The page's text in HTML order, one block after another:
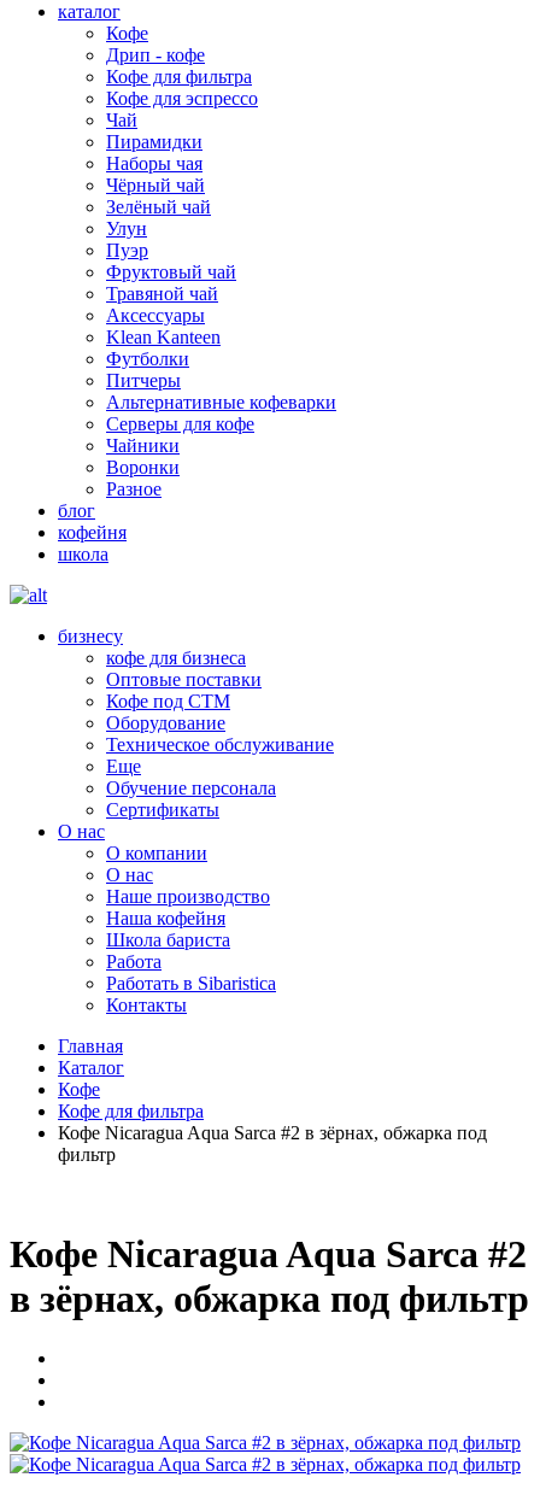
каталог
Кофе
Дрип - кофе
Кофе для фильтра
Кофе для эспрессо
Чай
Пирамидки
Наборы чая
Чёрный чай
Зелёный чай
Улун
Пуэр
Фруктовый чай
Травяной чай
Аксессуары
Klean Kanteen
Футболки
Питчеры
Альтернативные кофеварки
Серверы для кофе
Чайники
Воронки
Разное
блог
кофейня
школа
бизнесу
кофе для бизнеса
Оптовые поставки
Кофе под СТМ
Оборудование
Техническое обслуживание
Еще
Обучение персонала
Сертификаты
О нас
O компании
О нас
Наше производство
Наша кофейня
Школа бариста
Работа
Работать в Sibaristica
Контакты
Главная
Каталог
Кофе
Кофе для фильтра
Кофе Nicaragua Aqua Sarca #2 в зёрнах, обжарка под
фильтр
Кофе Nicaragua Aqua Sarca #2
в зёрнах, обжарка под фильтр